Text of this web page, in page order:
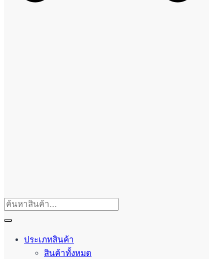
ประเภทสินค้า
สินค้าทั้งหมด